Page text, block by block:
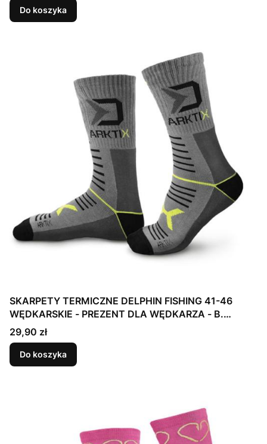
Do koszyka
SKARPETY TERMICZNE DELPHIN FISHING 41-46
WĘDKARSKIE - PREZENT DLA WĘDKARZA - B.
CIEPŁE
Cena
29,90 zł
Do koszyka